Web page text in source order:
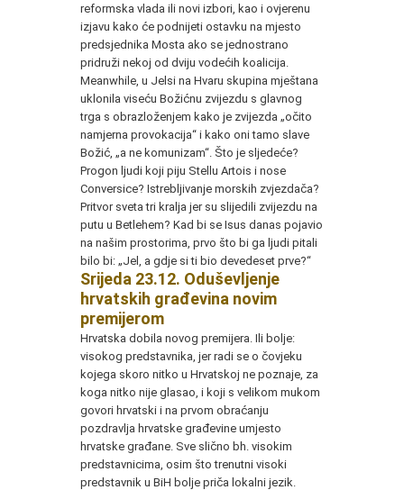
reformska vlada ili novi izbori, kao i ovjerenu
izjavu kako će podnijeti ostavku na mjesto
predsjednika Mosta ako se jednostrano
pridruži nekoj od dviju vodećih koalicija.
Meanwhile, u Jelsi na Hvaru skupina mještana
uklonila viseću Božićnu zvijezdu s glavnog
trga s obrazloženjem kako je zvijezda „očito
namjerna provokacija“ i kako oni tamo slave
Božić, „a ne komunizam“. Što je sljedeće?
Progon ljudi koji piju Stellu Artois i nose
Conversice? Istrebljivanje morskih zvjezdača?
Pritvor sveta tri kralja jer su slijedili zvijezdu na
putu u Betlehem? Kad bi se Isus danas pojavio
na našim prostorima, prvo što bi ga ljudi pitali
bilo bi: „Jel, a gdje si ti bio devedeset prve?“
Srijeda 23.12. Oduševljenje
hrvatskih građevina novim
premijerom
Hrvatska dobila novog premijera. Ili bolje:
visokog predstavnika, jer radi se o čovjeku
kojega skoro nitko u Hrvatskoj ne poznaje, za
koga nitko nije glasao, i koji s velikom mukom
govori hrvatski i na prvom obraćanju
pozdravlja hrvatske građevine umjesto
hrvatske građane. Sve slično bh. visokim
predstavnicima, osim što trenutni visoki
predstavnik u BiH bolje priča lokalni jezik.